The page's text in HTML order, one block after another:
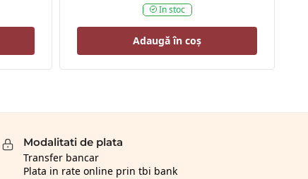
In stoc
Adaugă în coș
Modalitati de plata
Transfer bancar
Plata in rate online prin tbi bank